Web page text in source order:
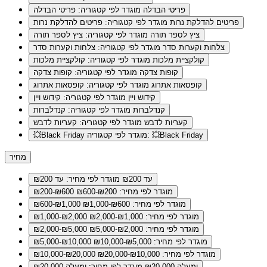
פריטי הבדלה מוגדר לפי קטגוריה: פריטי הבדלה
פריטים להדלקת נרות מוגדר לפי קטגוריה: פריטים להדלקת נרות
ציץ לספר תורה מוגדר לפי קטגוריה: ציץ לספר תורה
צלחות וקערות סדר מוגדר לפי קטגוריה: צלחות וקערות סדר
קולקציית מלכות מוגדר לפי קטגוריה: קולקציית מלכות
קופות צדקה מוגדר לפי קטגוריה: קופות צדקה
קופסאות אתרוג מוגדר לפי קטגוריה: קופסאות אתרוג
קידוש ויין מוגדר לפי קטגוריה: קידוש ויין
קנדלברות מוגדר לפי קטגוריה: קנדלברות
קעריות לדבש מוגדר לפי קטגוריה: קעריות לדבש
💥Black Friday
מוגדר לפי קטגוריה: 💥Black Friday
מחיר
עד ₪200
מוגדר לפי מחיר: עד ₪200
₪200-₪600
מוגדר לפי מחיר: ₪200-₪600
₪600-₪1,000
מוגדר לפי מחיר: ₪600-₪1,000
₪1,000-₪2,000
מוגדר לפי מחיר: ₪1,000-₪2,000
₪2,000-₪5,000
מוגדר לפי מחיר: ₪2,000-₪5,000
₪5,000-₪10,000
מוגדר לפי מחיר: ₪5,000-₪10,000
₪10,000-₪20,000
מוגדר לפי מחיר: ₪10,000-₪20,000